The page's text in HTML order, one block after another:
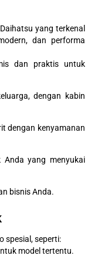
yang terkenal
dan performa
dan praktis untuk
dengan kabin
dengan kenyamanan
yang menyukai
bisnis Anda.
spesial, seperti:
model tertentu.